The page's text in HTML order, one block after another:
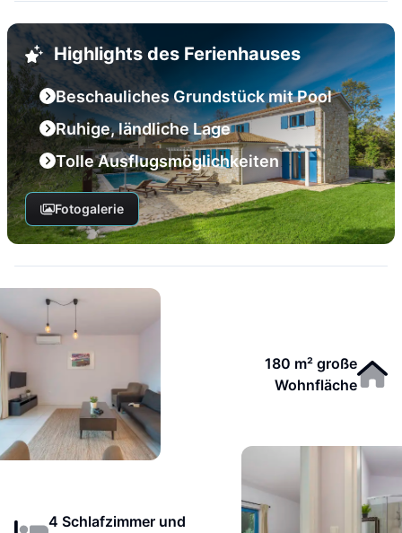
Highlights des Ferienhauses
Beschauliches Grundstück mit Pool
Ruhige, ländliche Lage
Tolle Ausflugsmöglichkeiten
Fotogalerie
180 m² große
Wohnfläche
4 Schlafzimmer und